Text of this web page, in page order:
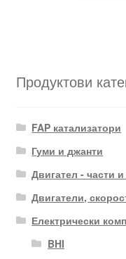
Продуктови
FAP катализатори
Гуми и джанти
Двигател - части
Двигатели,
Електрически
BHI